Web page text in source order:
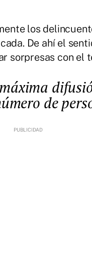
los
De ahí el
sorpresas con el
de